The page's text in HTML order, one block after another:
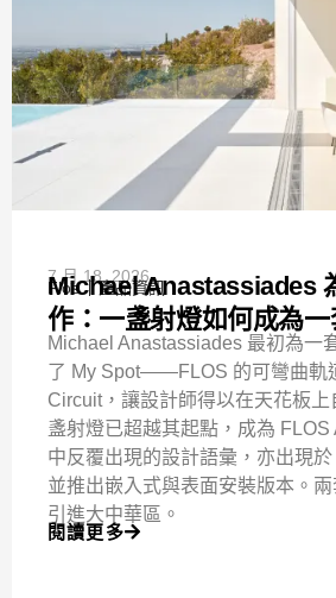
7 月 18, 2026
Flos 產品資訊
Michael Anastassiades
作：一盞射燈如何成為
Michael Anastassiades 最初為一
了 My Spot——FLOS 的可彎曲軌
Circuit，讓設計師得以在天花板
盞射燈已超越其起點，成為 FLOS
中反覆出現的設計語彙，亦出現於
並推出嵌入式與表面安裝版本。
引進大中華區。
閱讀更多